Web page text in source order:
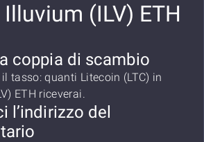
(ILV) ETH
coppia di scambio
tasso: quanti Litecoin (LTC) in
ETH riceverai.
l’indirizzo del